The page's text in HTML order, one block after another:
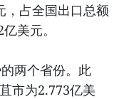
，占全国出口总额
美元。
两个省份。此
市为2.773亿美